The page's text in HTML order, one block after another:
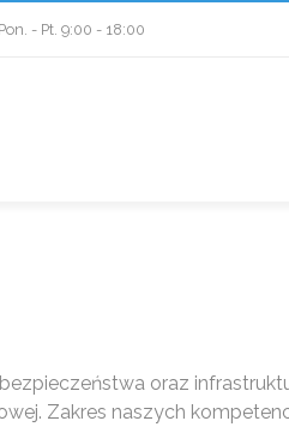
Pon. - Pt. 9:00 - 18:00
oraz
Zakres naszych